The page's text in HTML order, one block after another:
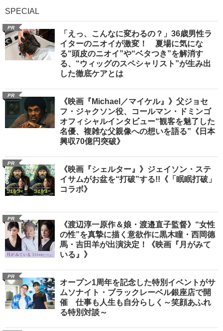
SPECIAL
PR
「えっ、こんなに変わるの？」36歳男性ラ
イターのニオイが激変！ 夏場に気にな
る“頭皮のニオイ”や“ベタつき”を解消す
る、“ウィッグのスペシャリスト”が生み出
した徹底ケアとは
PR
《映画『Michael／マイケル』》父ジョセ
フ・ジャクソン役、コールマン・ドミンゴ
オフィシャルインタビュー“観客を魅了した
名優、複雑な父親像への想いを語る”《日本
興収70億円突破》
PR
《映画『シェルター』》ジェイソン・ステ
イサムがお盆を“打破”する!!《「眠眠打破」
コラボ》
PR
《渡辺淳一原作＆娘・渡邉直子監督》“女性
の性”を真摯に描く意欲作に黒木瞳・西岡德
馬・吉田羊が出演決定！《映画『月がみて
いる』》
PR
オープン1周年を記念した特別イベントがサ
ムソナイト・ブラックレーベル銀座店で開
催 仕事も人生も自分らしく～笑顔あふれ
る特別対談～